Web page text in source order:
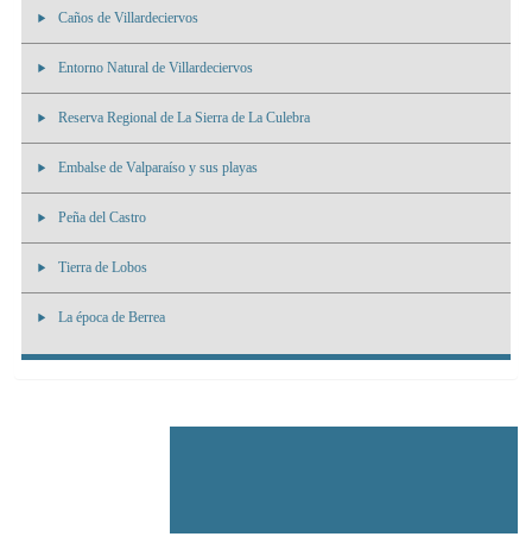
Caños de Villardeciervos
Entorno Natural de Villardeciervos
Reserva Regional de La Sierra de La Culebra
Embalse de Valparaíso y sus playas
Peña del Castro
Tierra de Lobos
La época de Berrea